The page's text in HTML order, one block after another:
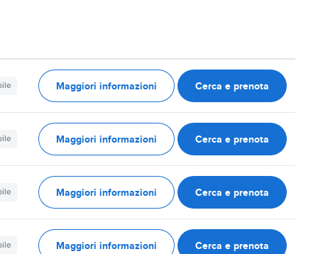
Maggiori informazioni Cerca e prenota
Maggiori informazioni Cerca e prenota
Maggiori informazioni Cerca e prenota
Maggiori informazioni Cerca e prenota